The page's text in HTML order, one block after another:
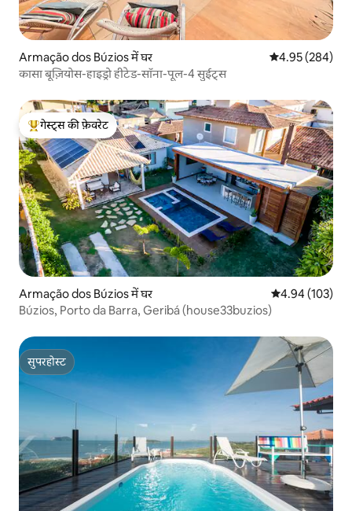
Armação dos Búzios में घर औसत रेटिंग 5 में से
4.95 (284)
कासा बूज़ियोस-हाइड्रो हीटेड-सॉना-पूल-4 सुईट्स
गेस्ट्स का टॉप फ़ेवरेट
गेस्ट्स की फ़ेवरेट
Armação dos Búzios में घर औसत रेटिंग 5 में से
4.94 (103)
Búzios, Porto da Barra, Geribá (house33buzios)
सुपरहोस्ट
सुपरहोस्ट